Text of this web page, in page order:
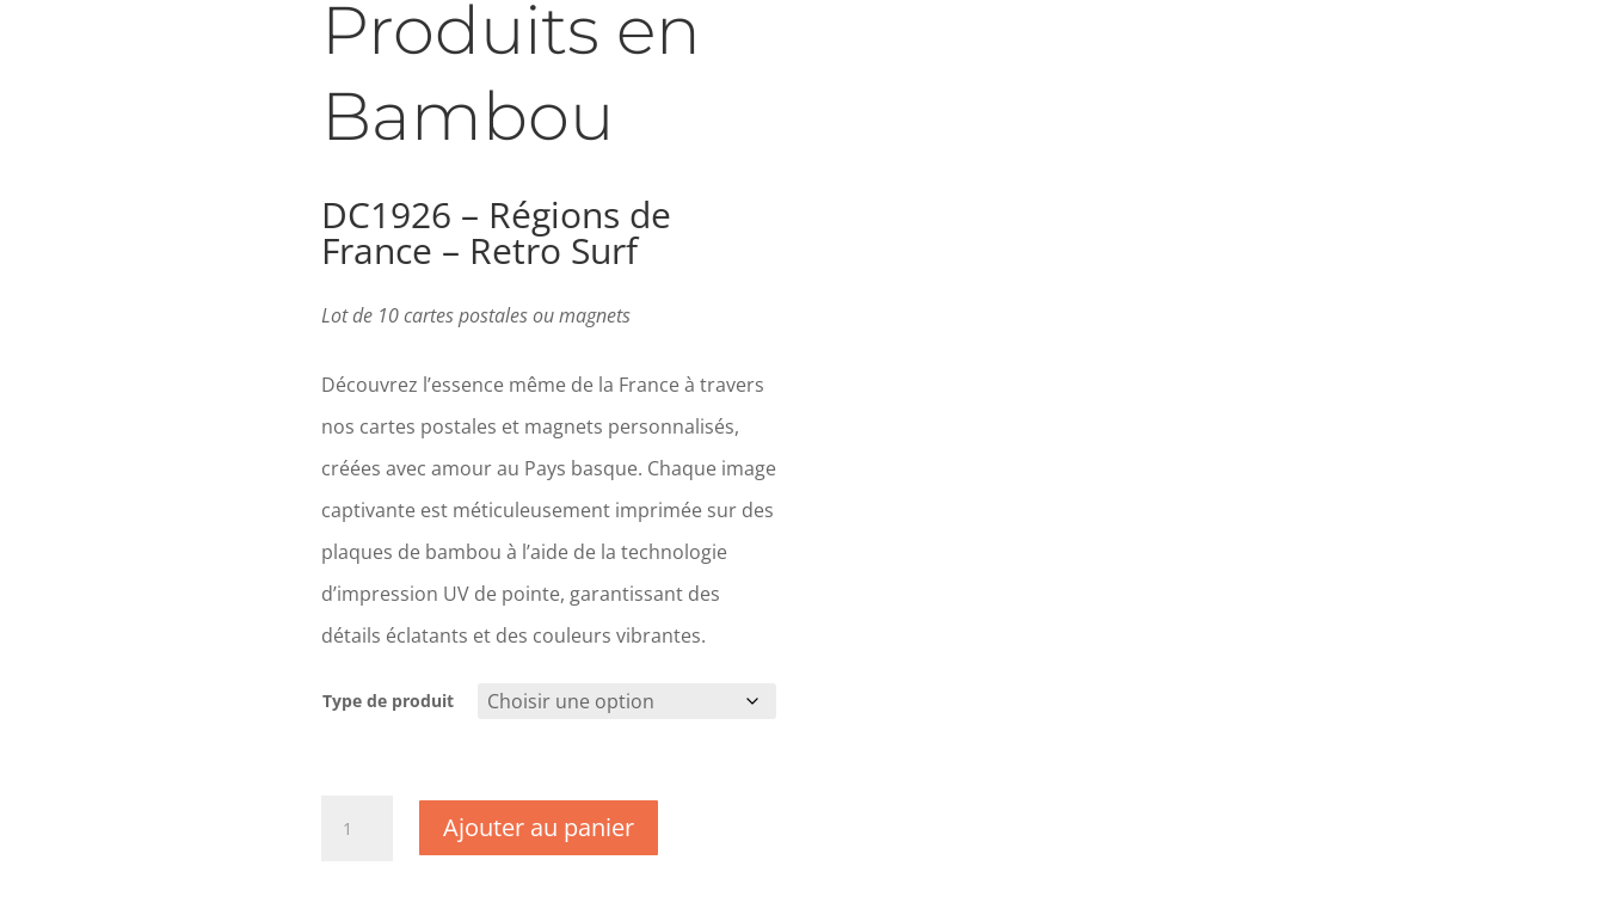
Produits en
Bambou
DC1926 – Régions de
France – Retro Surf
Lot de 10 cartes postales ou magnets
Découvrez l’essence même de la France à travers
nos cartes postales et magnets personnalisés,
créées avec amour au Pays basque. Chaque image
captivante est méticuleusement imprimée sur des
plaques de bambou à l’aide de la technologie
d’impression UV de pointe, garantissant des
détails éclatants et des couleurs vibrantes.
Type de produit
Ajouter au panier